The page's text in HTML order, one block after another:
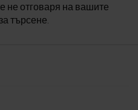
не отговаря на вашите
търсене.